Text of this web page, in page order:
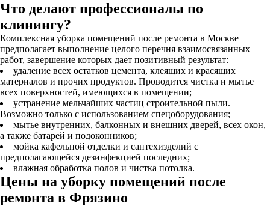
Что делают профессионалы по
клинингу?
Комплексная уборка помещений после ремонта в Москве
предполагает выполнение целого перечня взаимосвязанных
работ, завершение которых дает позитивный результат:
удаление всех остатков цемента, клеящих и красящих
материалов и прочих продуктов. Проводится чистка и мытье
всех поверхностей, имеющихся в помещении;
устранение мельчайших частиц строительной пыли.
Возможно только с использованием спецоборудования;
мытье внутренних, балконных и внешних дверей, всех окон,
а также батарей и подоконников;
мойка кафельной отделки и сантехизделий с
предполагающейся дезинфекцией последних;
влажная обработка полов и чистка потолка.
Цены на уборку помещений после
ремонта в Фрязино